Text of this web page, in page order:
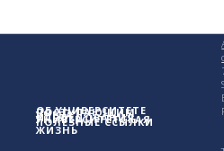
ОБ УНИВЕРСИТЕТЕ
ПОСТУПАЮЩИМ
УЧЕБА
ИССЛЕДОВАНИЯ
УНИВЕРСИТЕТСКАЯ
ЖИЗНЬ
ПОЛЕЗНЫЕ ССЫЛКИ